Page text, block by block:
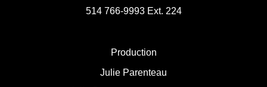
514 766-9993Ext. 224
Production
Julie Parenteau